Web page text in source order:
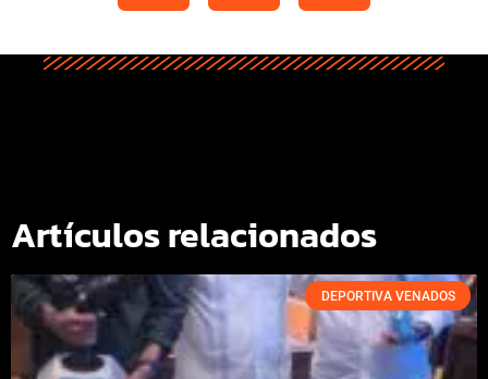
Artículos relacionados
DEPORTIVA VENADOS